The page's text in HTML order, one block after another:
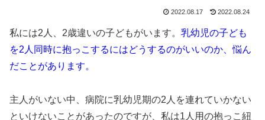
2022.08.17 2022.08.24
私には2人、2歳違いの子どもがいます。 乳幼児の子ども
を2人同時に抱っこするにはどうするのがいいのか、悩ん
だことがあります。
主人がいない中、病院に乳幼児期の2人を連れていかない
といけないことがあったのですが、私は1人用の抱っこ紐